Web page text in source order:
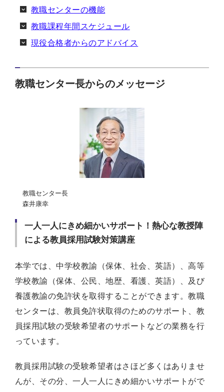
教職センターの機能
教職課程年間スケジュール
現役合格者からのアドバイス
教職センター長からのメッセージ
教職センター長
森井康幸
一人一人にきめ細かいサポート！熱心な教授陣
による教員採用試験対策講座
本学では、中学校教諭（保体、社会、英語）、高等
学校教諭（保体、公民、地歴、看護、英語）、及び
養護教諭の免許状を取得することができます。教職
センターは、教員免許状取得のためのサポート、教
員採用試験の受験希望者のサポートなどの業務を行
っています。
教員採用試験の受験希望者はさほど多くはありませ
んが、その分、一人一人にきめ細かいサポートがで